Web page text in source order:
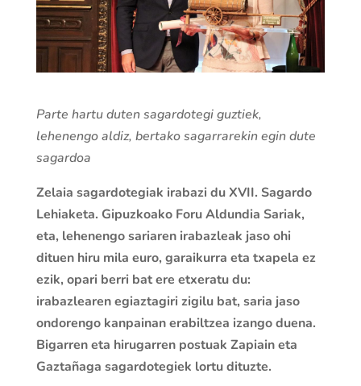
Parte hartu duten sagardotegi guztiek,
lehenengo aldiz, bertako sagarrarekin egin dute
sagardoa
Zelaia sagardotegiak irabazi du XVII. Sagardo
Lehiaketa. Gipuzkoako Foru Aldundia Sariak,
eta, lehenengo sariaren irabazleak jaso ohi
dituen hiru mila euro, garaikurra eta txapela ez
ezik, opari berri bat ere etxeratu du:
irabazlearen egiaztagiri zigilu bat, saria jaso
ondorengo kanpainan erabiltzea izango duena.
Bigarren eta hirugarren postuak Zapiain eta
Gaztañaga sagardotegiek lortu dituzte.